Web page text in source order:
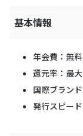
基本情報
年会費：無料
還元率：最
国際ブラン
発行スピー